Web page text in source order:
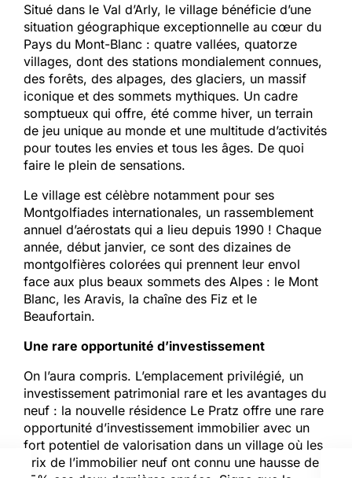
Situé dans le Val d’Arly, le village bénéficie d’une
situation géographique exceptionnelle au cœur du
Pays du Mont-Blanc : quatre vallées, quatorze
villages, dont des stations mondialement connues,
des forêts, des alpages, des glaciers, un massif
iconique et des sommets mythiques. Un cadre
somptueux qui offre, été comme hiver, un terrain
de jeu unique au monde et une multitude d’activités
pour toutes les envies et tous les âges. De quoi
faire le plein de sensations.
Le village est célèbre notamment pour ses
Montgolfiades internationales, un rassemblement
annuel d’aérostats qui a lieu depuis 1990 ! Chaque
année, début janvier, ce sont des dizaines de
montgolfières colorées qui prennent leur envol
face aux plus beaux sommets des Alpes : le Mont
Blanc, les Aravis, la chaîne des Fiz et le
Beaufortain.
Une rare opportunité d’investissement
On l’aura compris. L’emplacement privilégié, un
investissement patrimonial rare et les avantages du
neuf : la nouvelle résidence Le Pratz offre une rare
opportunité d’investissement immobilier avec un
fort potentiel de valorisation dans un village où les
prix de l’immobilier neuf ont connu une hausse de